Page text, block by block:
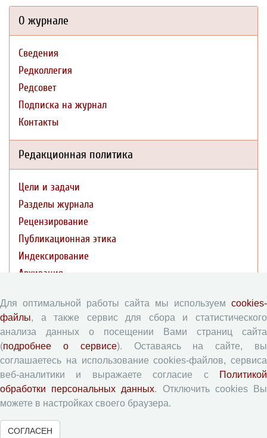
О журнале
Сведения
Редколлегия
Редсовет
Подписка на журнал
Контакты
Редакционная политика
Цели и задачи
Разделы журнала
Рецензирование
Публикационная этика
Индексирование
Архивация
Политика раскрытия
Публикации
Текущий номер (Том 19, №3, 2026)
Архив
Рубрики
Авторы
Для оптимальной работы сайта мы используем cookies-
файлы, а также сервис для сбора и статистического
анализа данных о посещении Вами страниц сайта
(подробнее о сервисе). Оставаясь на сайте, вы
соглашаетесь на использование cookies-файлов, сервиса
веб-аналитики и выражаете согласие с
Политикой
обработки персональных данных. Отключить cookies Вы
можете в настройках своего браузера.
СОГЛАСЕН